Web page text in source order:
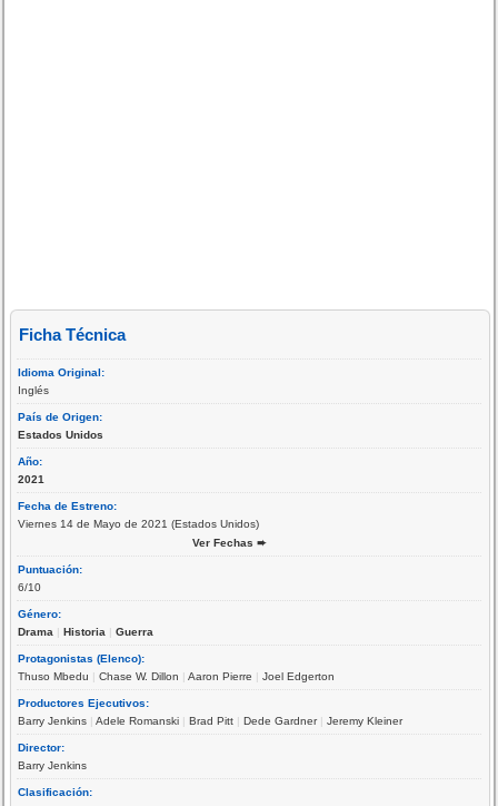
Ficha Técnica
Idioma Original:
Inglés
País de Origen:
Estados Unidos
Año:
2021
Fecha de Estreno:
Viernes 14 de Mayo de 2021 (Estados Unidos)
Ver Fechas ➨
Puntuación:
6/10
Género:
Drama |Historia |Guerra
Protagonistas (Elenco):
Thuso Mbedu |Chase W. Dillon |Aaron Pierre |Joel Edgerton
Productores Ejecutivos:
Barry Jenkins |Adele Romanski |Brad Pitt |Dede Gardner|Jeremy Kleiner
Director:
Barry Jenkins
Clasificación: